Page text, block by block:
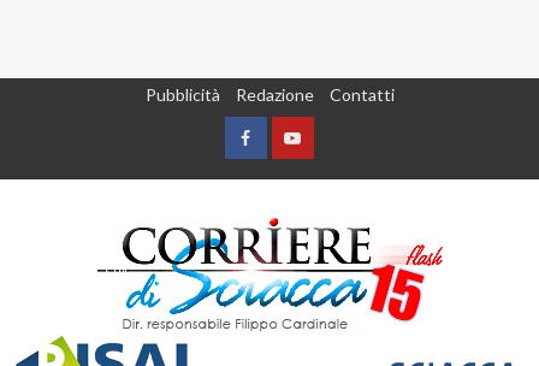
Pubblicità Redazione Contatti
FacebookYountube